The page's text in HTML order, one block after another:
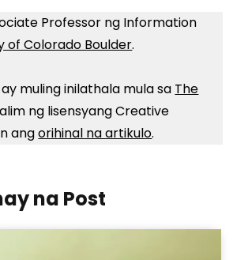
Professor ng Information
of Colorado Boulder.
muling inilathala mula sa The
ng lisensyang Creative
angorihinal na artikulo.
na Post